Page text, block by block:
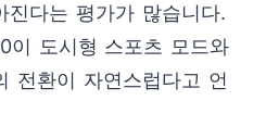
진다는 평가가 많습니다.
이 도시형 스포츠 모드와
전환이 자연스럽다고 언